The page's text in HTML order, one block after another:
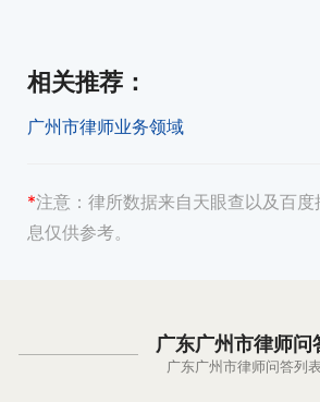
相关推荐 ：
广州市律师业务领域
*注意： 律所数据来自天眼查以及百
息仅供参考。
广东广州市律师问
广东广州市律师问答列表